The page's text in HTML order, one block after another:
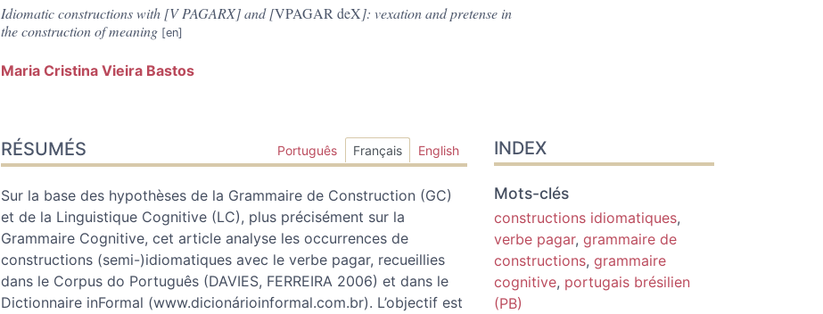
Idiomatic constructions with [V PAGARX] and [VPAGAR deX]: vexation and pretense in
the construction of meaning
Maria Cristina Vieira Bastos
Index
Plan
Texte
Bibliographie
Illustrations
Citer cet article
Auteur
RÉSUMÉS Português Français English
Sur la base des hypothèses de la Grammaire de Construction (GC)
et de la Linguistique Cognitive (LC), plus précisément sur la
Grammaire Cognitive, cet article analyse les occurrences de
constructions (semi-)idiomatiques avec le verbe pagar, recueillies
dans le Corpus do Português (DAVIES, FERREIRA 2006) et dans le
Dictionnaire inFormal (www.dicionárioinformal.com.br). L’objectif est
INDEX
Mots-clés
constructions idiomatiques,
verbe pagar,grammaire de
constructions,grammaire
cognitive, portugais brésilien
(PB)